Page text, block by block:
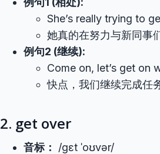
She’s really trying to
她真的在努力与新同事
例句2 (继续):
Come on, let’s get on
快点，我们继续完成任
2. get over
音标：
/ɡɛt ˈoʊvər/